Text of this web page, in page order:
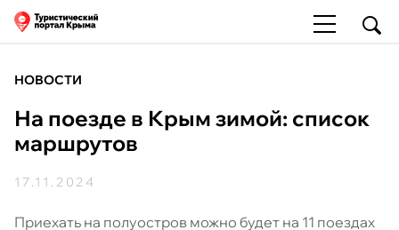
НОВОСТИ
На поезде в Крым зимой: список
маршрутов
17.11.2024
Приехать на полуостров можно будет на 11 поездах